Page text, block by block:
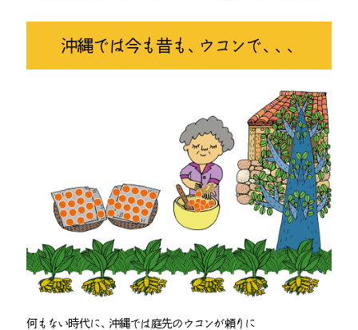
沖縄では今も昔も、ウコンで、、、
何もない時代に、沖縄では庭先のウコンが頼りに